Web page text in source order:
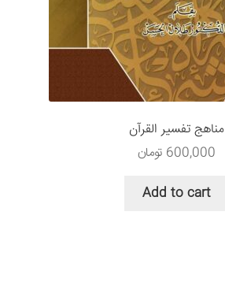
مناهج تفسير القرآن
600,000 تومان
Add to cart